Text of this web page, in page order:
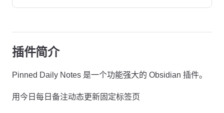
插件简介
Pinned Daily Notes 是一个功能强大的 Obsidian 插件。
用今日每日备注动态更新固定标签页